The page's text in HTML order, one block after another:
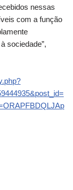
nessas
com a função
sociedade”,